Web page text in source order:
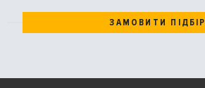
ЗАМОВИТИ ПІДБІР